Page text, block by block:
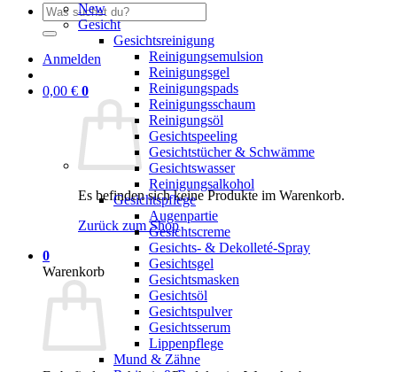
Suche
nach:
Anmelden
0,00 € 0
Es befinden sich keine Produkte im Warenkorb.
Zurück zum Shop
0
Warenkorb
New
Gesicht
Gesichtsreinigung
Reinigungsemulsion
Reinigungsgel
Reinigungspads
Reinigungsschaum
Reinigungsöl
Gesichtspeeling
Gesichtstücher & Schwämme
Gesichtswasser
Reinigungsalkohol
Gesichtspflege
Augenpartie
Gesichtscreme
Gesichts- & Dekolleté-Spray
Gesichtsgel
Gesichtsmasken
Gesichtsöl
Gesichtspulver
Gesichtsserum
Lippenpflege
Mund & Zähne